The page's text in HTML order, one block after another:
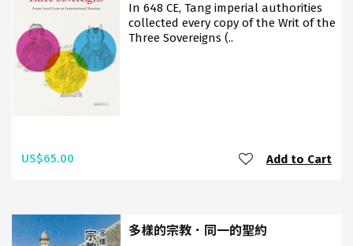
In 648 CE, Tang imperial authorities
collected every copy of the Writ of the
Three Sovereigns (..
US$65.00 Add to Cart
多樣的宗教．同一的聖約